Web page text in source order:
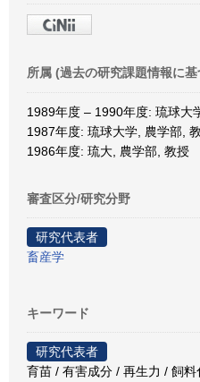
所属 (過去の研究課題情報に基
1989年度 – 1990年度: 琉球大
1987年度: 琉球大学, 農学部,
1986年度: 琉大, 農学部, 教授
審査区分/研究分野
研究代表者
畜産学
キーワード
研究代表者
育苗 / 有害成分 / 再生力 / 飼